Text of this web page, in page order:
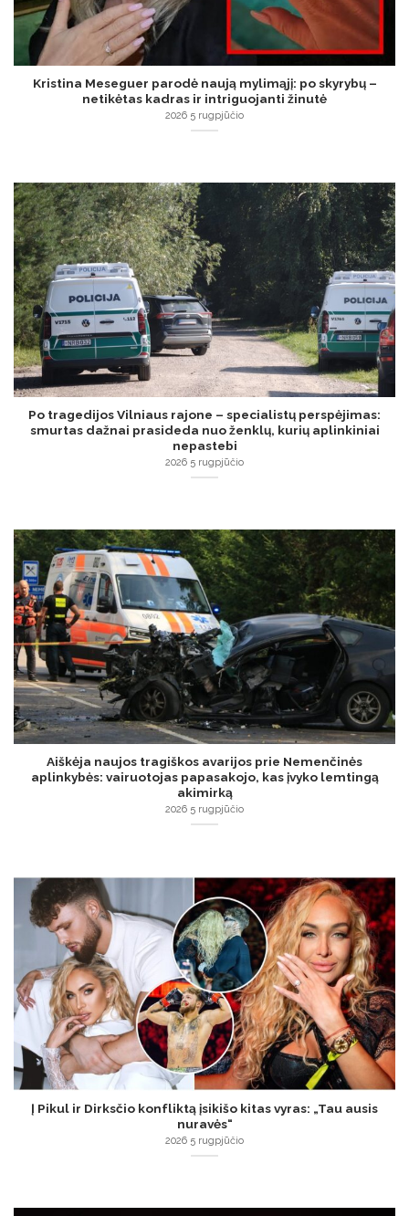
Kristina Meseguer parodė naują mylimąjį: po skyrybų –
netikėtas kadras ir intriguojanti žinutė
2026 5 rugpjūčio
Po tragedijos Vilniaus rajone – specialistų perspėjimas:
smurtas dažnai prasideda nuo ženklų, kurių aplinkiniai
nepastebi
2026 5 rugpjūčio
Aiškėja naujos tragiškos avarijos prie Nemenčinės
aplinkybės: vairuotojas papasakojo, kas įvyko lemtingą
akimirką
2026 5 rugpjūčio
Į Pikul ir Dirksčio konfliktą įsikišo kitas vyras: „Tau ausis
nuravės“
2026 5 rugpjūčio